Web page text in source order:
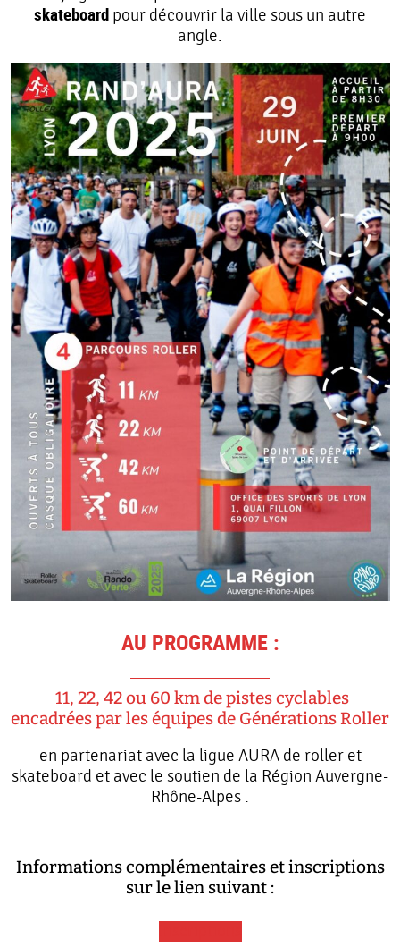
skateboard pour découvrir la ville sous un autre
angle.
AU PROGRAMME :
11, 22, 42 ou 60 km de pistes cyclables
encadrées par les équipes de Générations Roller
en partenariat avec la ligue AURA de roller et
skateboard et avec le soutien de la Région Auvergne-
Rhône-Alpes .
Informations complémentaires et inscriptions
sur le lien suivant :